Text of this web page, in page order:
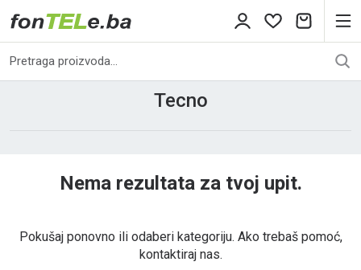
Tecno
Nema rezultata za tvoj upit.
Pokušaj ponovno ili odaberi kategoriju. Ako trebaš pomoć,
kontaktiraj nas.